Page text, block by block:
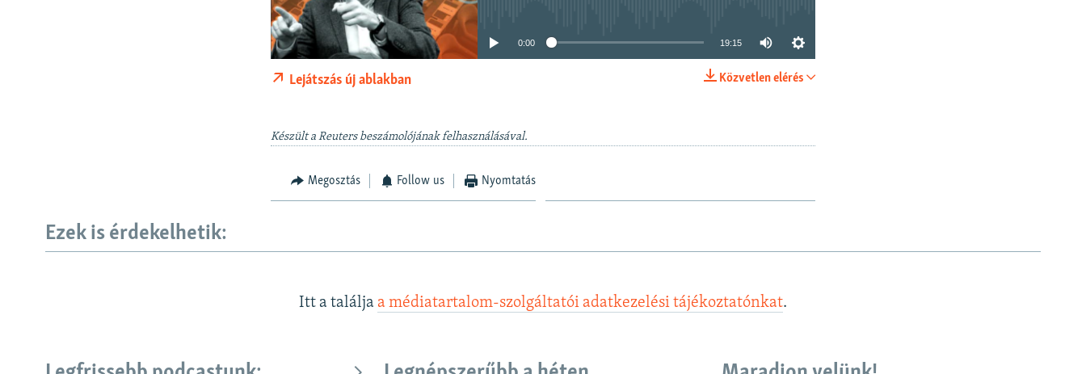
0:00 19:15
Közvetlen elérés
Lejátszás új ablakban
Készült a Reuters beszámolójának felhasználásával.
Megosztás Follow us Nyomtatás
Ezek is érdekelhetik:
Itt a találja a médiatartalom-szolgáltatói adatkezelési tájékoztatónkat.